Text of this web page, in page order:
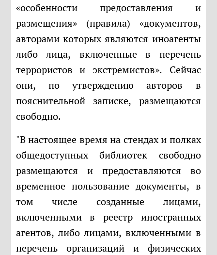
«особенности предоставления и
размещения» (правила) «документов,
авторами которых являются иноагенты
либо лица, включенные в перечень
террористов и экстремистов». Сейчас
они, по утверждению авторов в
пояснительной записке, размещаются
свободно.
"В настоящее время на стендах и полках
общедоступных библиотек свободно
размещаются и предоставляются во
временное пользование документы, в
том числе созданные лицами,
включенными в реестр иностранных
агентов, либо лицами, включенными в
перечень организаций и физических